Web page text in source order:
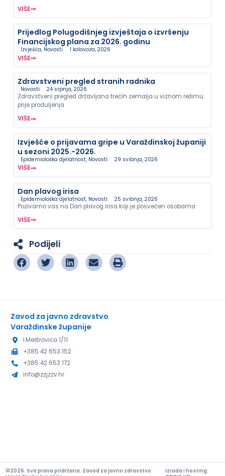
VIŠE
Prijedlog Polugodišnjeg izvještaja o izvršenju
Financijskog plana za 2026. godinu
Izvješća, Novosti 1 kolovoza, 2026
VIŠE
Zdravstveni pregled stranih radnika
Novosti 24 srpnja, 2026
Zdravstveni pregled državljana trećih zemalja u viznom režimu
prije produljenja
VIŠE
Izvješće o prijavama gripe u Varaždinskoj županiji
u sezoni 2025.-2026.
Epidemiološka djelatnost, Novosti 29 svibnja, 2026
VIŠE
Dan plavog irisa
Epidemiološka djelatnost, Novosti 25 svibnja, 2026
Pozivamo vas na Dan plavog irisa koji je posvećen osobama
VIŠE
Podijeli
Zavod za javno zdravstvo
Varaždinske županije
I.Meštrovića 1/11
+385 42 653 152
+385 42 653 172
info@zzjzzv.hr
©2026. Sva prava pridržana. Zavod za javno zdravstvo
Izrada i hosting: